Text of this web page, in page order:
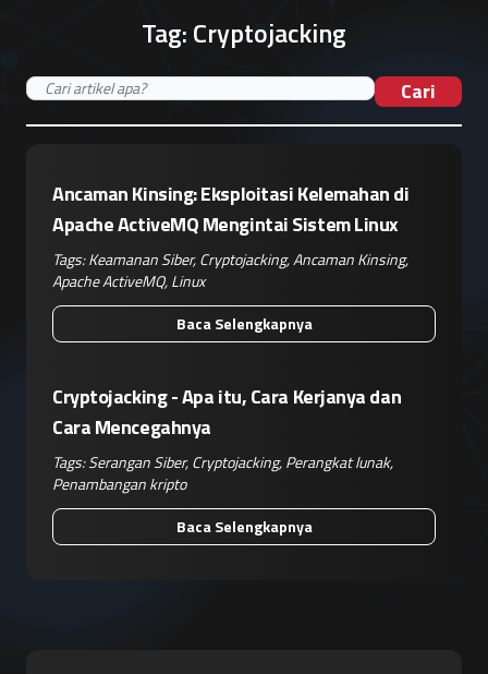
Tag:Cryptojacking
Cari
Ancaman Kinsing: Eksploitasi Kelemahan di
Apache ActiveMQ Mengintai Sistem Linux
Tags:Keamanan Siber,Cryptojacking,Ancaman Kinsing,
Apache ActiveMQ,Linux
Baca Selengkapnya
Cryptojacking - Apa itu, Cara Kerjanya dan
Cara Mencegahnya
Tags:Serangan Siber,Cryptojacking,Perangkat lunak,
Penambangan kripto
Baca Selengkapnya